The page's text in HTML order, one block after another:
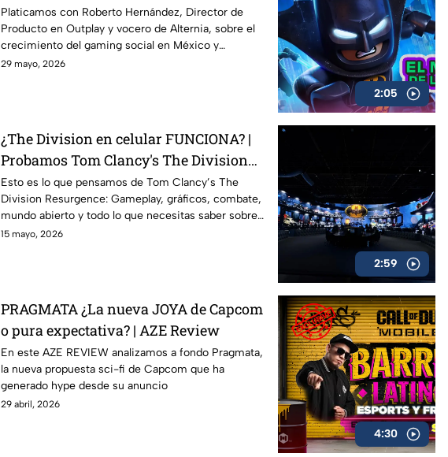
con Roberto Hernández
Platicamos con Roberto Hernández, Director de
Producto en Outplay y vocero de Alternia, sobre el
crecimiento del gaming social en México y
Latinoamérica, el impacto de plataformas como
29 mayo, 2026
2:05
¿The Division en celular FUNCIONA? |
Probamos Tom Clancy's The Division
Resurgence AZE Review
Esto es lo que pensamos de Tom Clancy’s The
Division Resurgence: Gameplay, gráficos, combate,
mundo abierto y todo lo que necesitas saber sobre
uno de los shooters más esperados en celulares
15 mayo, 2026
2:59
PRAGMATA ¿La nueva JOYA de Capcom
o pura expectativa? | AZE Review
En este AZE REVIEW analizamos a fondo Pragmata,
la nueva propuesta sci-fi de Capcom que ha
generado hype desde su anuncio
29 abril, 2026
4:30